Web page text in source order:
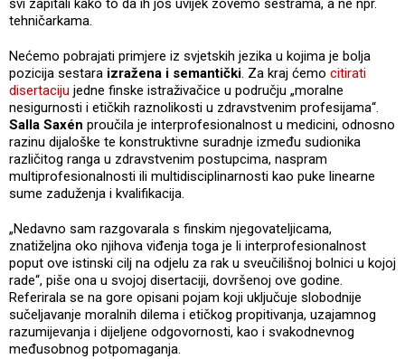
svi zapitali kako to da ih još uvijek zovemo sestrama, a ne npr.
tehničarkama.
Nećemo pobrajati primjere iz svjetskih jezika u kojima je bolja
pozicija sestara izražena i semantički. Za kraj ćemo citirati
disertaciju jedne finske istraživačice u području „moralne
nesigurnosti i etičkih raznolikosti u zdravstvenim profesijama“.
Salla Saxén proučila je interprofesionalnost u medicini, odnosno
razinu dijaloške te konstruktivne suradnje između sudionika
različitog ranga u zdravstvenim postupcima, naspram
multiprofesionalnosti ili multidisciplinarnosti kao puke linearne
sume zaduženja i kvalifikacija.
„Nedavno sam razgovarala s finskim njegovateljicama,
znatiželjna oko njihova viđenja toga je li interprofesionalnost
poput ove istinski cilj na odjelu za rak u sveučilišnoj bolnici u kojoj
rade“, piše ona u svojoj disertaciji, dovršenoj ove godine.
Referirala se na gore opisani pojam koji uključuje slobodnije
sučeljavanje moralnih dilema i etičkog propitivanja, uzajamnog
razumijevanja i dijeljene odgovornosti, kao i svakodnevnog
međusobnog potpomaganja.